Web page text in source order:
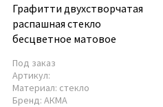
Графитти двухстворчатая
распашная стекло
беcцветное матовое
Под заказ
Артикул:
Материал: стекло
Бренд: АКМА